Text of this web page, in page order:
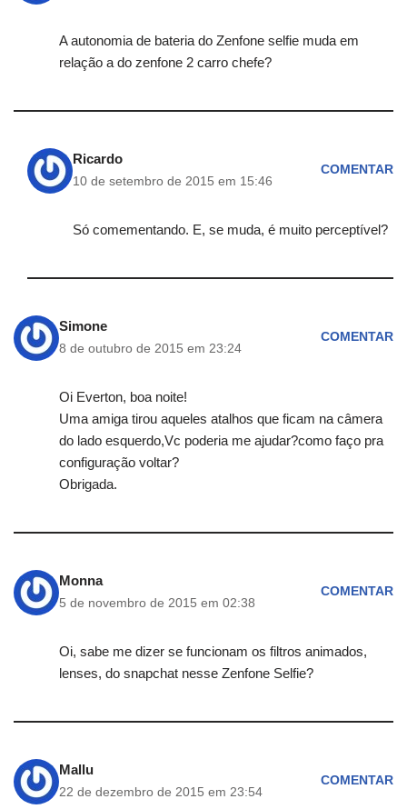
A autonomia de bateria do Zenfone selfie muda em
relação a do zenfone 2 carro chefe?
Ricardo
10 de setembro de 2015 em 15:46
COMENTAR
Só comementando. E, se muda, é muito perceptível?
Simone
8 de outubro de 2015 em 23:24
COMENTAR
Oi Everton, boa noite!
Uma amiga tirou aqueles atalhos que ficam na câmera
do lado esquerdo,Vc poderia me ajudar?como faço pra
configuração voltar?
Obrigada.
Monna
5 de novembro de 2015 em 02:38
COMENTAR
Oi, sabe me dizer se funcionam os filtros animados,
lenses, do snapchat nesse Zenfone Selfie?
Mallu
22 de dezembro de 2015 em 23:54
COMENTAR